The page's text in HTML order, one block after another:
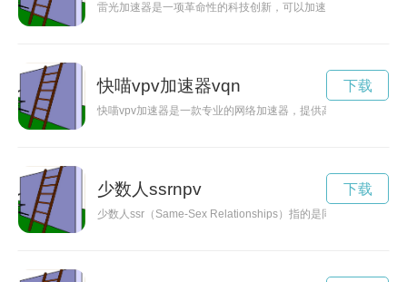
雷光加速器是一项革命性的科技创新，可以加速粒子的运动速
快喵vpv加速器vqn
快喵vpv加速器是一款专业的网络加速器，提供高速、稳定的网
下载
少数人ssrnpv
少数人ssr（Same-Sex Relationships）指的是同性恋情侣中至
下载